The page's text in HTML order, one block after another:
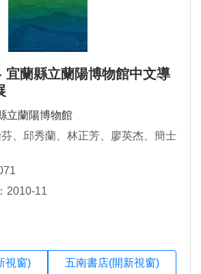
宜蘭縣立蘭陽博物館中文導
立蘭陽博物館
、邱秀蘭、林正芳、廖英杰、簡士
2010-11
視窗) 五南書店(開新視窗)